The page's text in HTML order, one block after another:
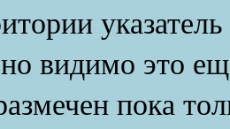
видимо это
пока